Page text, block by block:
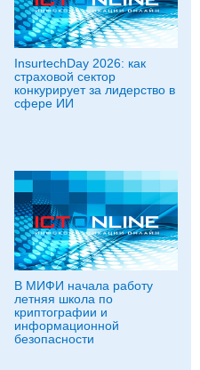
InsurtechDay 2026: как
страховой сектор
конкурирует за лидерство в
сфере ИИ
В МИФИ начала работу
летняя школа по
криптографии и
информационной
безопасности